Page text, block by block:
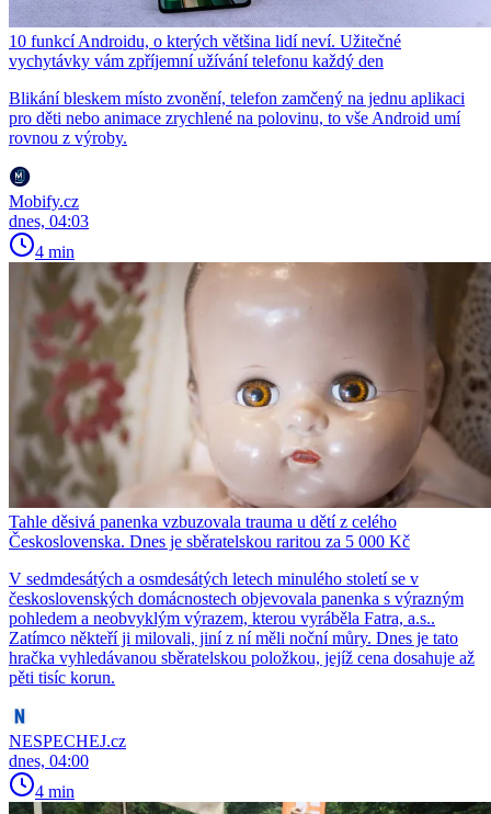
10 funkcí Androidu, o kterých většina lidí neví. Užitečné
vychytávky vám zpříjemní užívání telefonu každý den
Blikání bleskem místo zvonění, telefon zamčený na jednu aplikaci
pro děti nebo animace zrychlené na polovinu, to vše Android umí
rovnou z výroby.
Mobify.cz
dnes, 04:03
4 min
Tahle děsivá panenka vzbuzovala trauma u dětí z celého
Československa. Dnes je sběratelskou raritou za 5 000 Kč
V sedmdesátých a osmdesátých letech minulého století se v
československých domácnostech objevovala panenka s výrazným
pohledem a neobvyklým výrazem, kterou vyráběla Fatra, a.s..
Zatímco někteří ji milovali, jiní z ní měli noční můry. Dnes je tato
hračka vyhledávanou sběratelskou položkou, jejíž cena dosahuje až
pěti tisíc korun.
NESPECHEJ.cz
dnes, 04:00
4 min